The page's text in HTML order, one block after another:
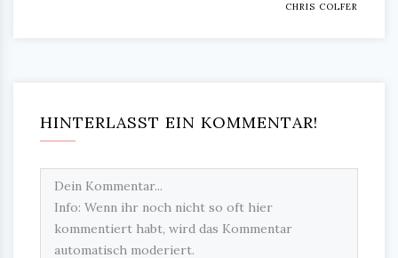
CHRIS COLFER
HINTERLASST EIN KOMMENTAR!